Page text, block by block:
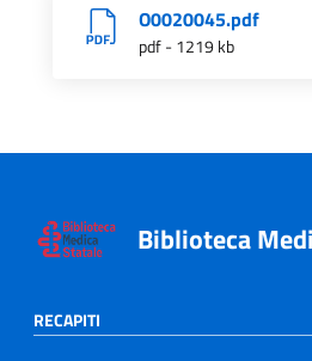
O0020045.pdf
pdf - 1219 kb
Biblioteca
RECAPITI